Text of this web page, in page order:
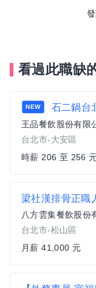
看過此職缺
NEW 石二鍋台
王品餐飲股份有限
台北市-大安區
時薪 206 至 256
梁社漢排骨正職
八方雲集餐飲股份
台北市-松山區
月薪 41,000 元